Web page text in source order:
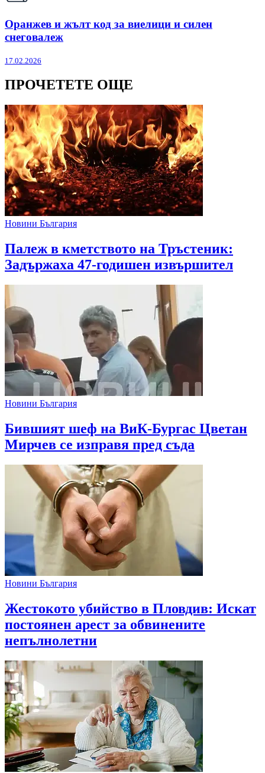
Оранжев и жълт код за виелици и силен
снеговалеж
17.02.2026
ПРОЧЕТЕТЕ ОЩЕ
Новини България
Палеж в кметството на Тръстеник:
Задържаха 47-годишен извършител
Новини България
Бившият шеф на ВиК-Бургас Цветан
Мирчев се изправя пред съда
Новини България
Жестокото убийство в Пловдив: Искат
постоянен арест за обвинените
непълнолетни